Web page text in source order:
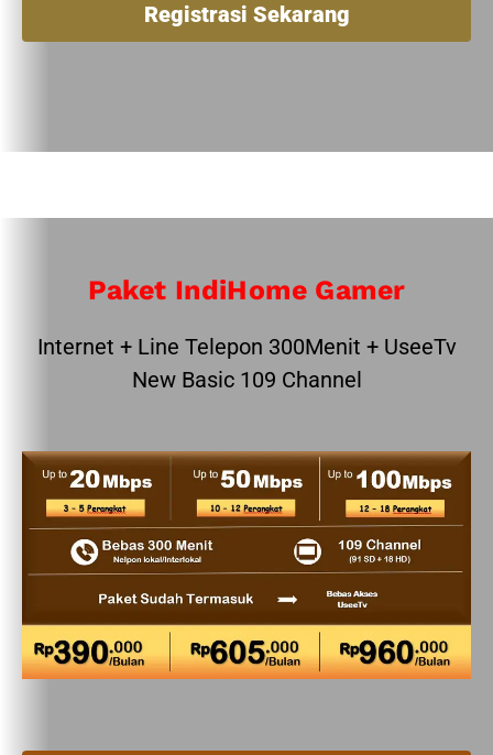
Registrasi Sekarang
Paket IndiHome Gamer
Internet + Line Telepon 300Menit + UseeTv
New Basic 109 Channel